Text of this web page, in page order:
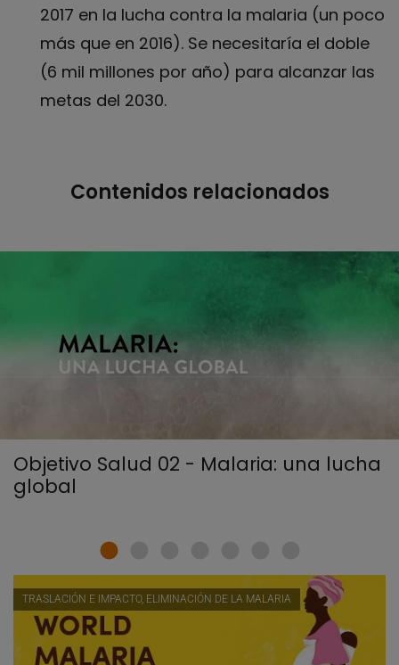
2017 en la lucha contra la malaria (un poco
más que en 2016). Se necesitaría el doble
(6 mil millones por año) para alcanzar las
metas del 2030.
Contenidos relacionados
Objetivo Salud 02 - Malaria: una lucha
global
TRASLACIÓN E IMPACTO, ELIMINACIÓN DE LA MALARIA